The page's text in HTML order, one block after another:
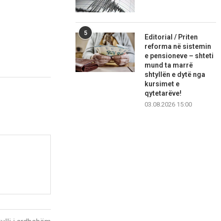
5
Editorial / Priten
reforma në sistemin
e pensioneve – shteti
mund ta marrë
shtyllën e dytë nga
kursimet e
qytetarëve!
03.08.2026 15:00